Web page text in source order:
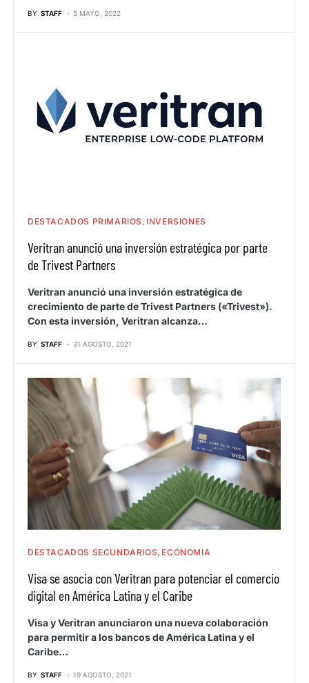
BY STAFF 5 MAYO, 2022
DESTACADOS PRIMARIOS INVERSIONES
Veritran anunció una inversión estratégica por parte
de Trivest Partners
Veritran anunció una inversión estratégica de
crecimiento de parte de Trivest Partners («Trivest»).
Con esta inversión, Veritran alcanza…
BY STAFF 31 AGOSTO, 2021
DESTACADOS SECUNDARIOS ECONOMIA
Visa se asocia con Veritran para potenciar el comercio
digital en América Latina y el Caribe
Visa y Veritran anunciaron una nueva colaboración
para permitir a los bancos de América Latina y el
Caribe…
BY STAFF 19 AGOSTO, 2021